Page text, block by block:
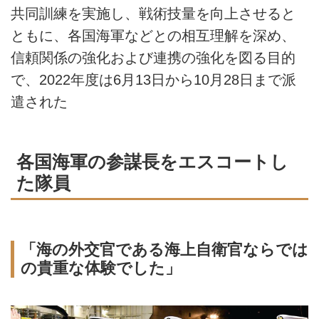
共同訓練を実施し、戦術技量を向上させると
ともに、各国海軍などとの相互理解を深め、
信頼関係の強化および連携の強化を図る目的
で、2022年度は6月13日から10月28日まで派
遣された
各国海軍の参謀長をエスコートし
た隊員
「海の外交官である海上自衛官ならでは
の貴重な体験でした」